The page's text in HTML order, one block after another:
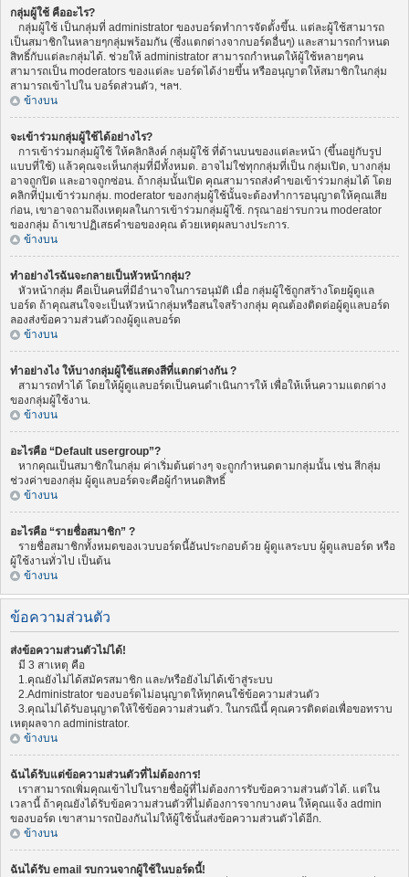
กลุ่มผู้ใช้ คืออะไร?
กลุ่มผู้ใช้ เป็นกลุ่มที่ administrator ของบอร์ดทำการจัดตั้งขึ้น. แต่ละผู้ใช้สามารถ
เป็นสมาชิกในหลายๆกลุ่มพร้อมกัน (ซึ่งแตกต่างจากบอร์ดอื่นๆ) และสามารถกำหนด
สิทธิ์กับแต่ละกลุ่มได้. ช่วยให้ administrator สามารถกำหนดให้ผู้ใช้หลายๆคน
สามารถเป็น moderators ของแต่ละ บอร์ดได้ง่ายขึ้น หรืออนุญาตให้สมาชิกในกลุ่ม
สามารถเข้าไปใน บอร์ดส่วนตัว, ฯลฯ.
ข้างบน
จะเข้าร่วมกลุ่มผู้ใช้ได้อย่างไร?
การเข้าร่วมกลุ่มผู้ใช้ ให้คลิกลิงค์ กลุ่มผู้ใช้ ที่ด้านบนของแต่ละหน้า (ขึ้นอยู่กับรูป
แบบที่ใช้) แล้วคุณจะเห็นกลุ่มที่มีทั้งหมด. อาจไม่ใช่ทุกกลุ่มที่เป็น กลุ่มเปิด, บางกลุ่ม
อาจถูกปิด และอาจถูกซ่อน. ถ้ากลุ่มนั้นเปิด คุณสามารถส่งคำขอเข้าร่วมกลุ่มได้ โดย
คลิกที่ปุ่มเข้าร่วมกลุ่ม. moderator ของกลุ่มผู้ใช้นั้นจะต้องทำการอนุญาตให้คุณเสีย
ก่อน, เขาอาจถามถึงเหตุผลในการเข้าร่วมกลุ่มผู้ใช้. กรุณาอย่ารบกวน moderator
ของกลุ่ม ถ้าเขาปฏิเสธคำขอของคุณ ด้วยเหตุผลบางประการ.
ข้างบน
ทำอย่างไรฉันจะกลายเป็นหัวหน้ากลุ่ม?
หัวหน้ากลุ่ม คือเป็นคนที่มีอำนาจในการอนุมัติ เมื่อ กลุ่มผู้ใช้ถูกสร้างโดยผู้ดูแล
บอร์ด ถ้าคุณสนใจจะเป็นหัวหน้ากลุ่มหรือสนใจสร้างกลุ่ม คุณต้องติดต่อผู้ดูแลบอร์ด
ลองส่งข้อความส่วนตัวถงผู้ดูแลบอร์ด
ข้างบน
ทำอย่างไง ให้บางกลุ่มผู้ใช้แสดงสีที่แตกต่างกัน ?
สามารถทำได้ โดยให้ผู้ดูแลบอร์ดเป็นคนดำเนินการให้ เพื่อให้เห็นความแตกต่าง
ของกลุ่มผู้ใช้งาน.
ข้างบน
อะไรคือ “Default usergroup”?
หากคุณเป็นสมาชิกในกลุ่ม ค่าเริ่มต้นต่างๆ จะถูกกำหนดตามกลุ่มนั้น เช่น สีกลุ่ม
ช่วงค่าของกลุ่ม ผู้ดูแลบอร์ดจะคือผู้กำหนดสิทธิ์
ข้างบน
อะไรคือ “รายชื่อสมาชิก” ?
รายชื่อสมาชิกทั้งหมดของเวบบอร์ดนี้อันประกอบด้วย ผู้ดูแลระบบ ผู้ดูแลบอร์ด หรือ
ผู้ใช้งานทั่วไป เป็นต้น
ข้างบน
ข้อความส่วนตัว
ส่งข้อความส่วนตัวไม่ได้!
มี 3 สาเหตุ คือ
1.คุณยังไม่ได้สมัครสมาชิก และ/หรือยังไม่ได้เข้าสู่ระบบ
2.Administrator ของบอร์ดไม่อนุญาตให้ทุกคนใช้ข้อความส่วนตัว
3.คุณไม่ได้รับอนุญาตให้ใช้ข้อความส่วนตัว. ในกรณีนี้ คุณควรติดต่อเพื่อขอทราบ
เหตุผลจาก administrator.
ข้างบน
ฉันได้รับแต่ข้อความส่วนตัวที่ไม่ต้องการ!
เราสามารถเพิ่มคุณเข้าไปในรายชื่อผู้ที่ไม่ต้องการรับข้อความส่วนตัวได้. แต่ใน
เวลานี้ ถ้าคุณยังได้รับข้อความส่วนตัวที่ไม่ต้องการจากบางคน ให้คุณแจ้ง admin
ของบอร์ด เขาสามารถป้องกันไม่ให้ผู้ใช้นั้นส่งข้อความส่วนตัวได้อีก.
ข้างบน
ฉันได้รับ email รบกวนจากผู้ใช้ในบอร์ดนี้!